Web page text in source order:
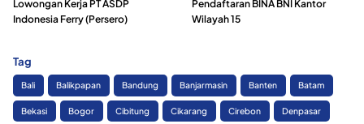
Lowongan Kerja PT ASDP
Indonesia Ferry (Persero)
Pendaftaran BINA BNI Kantor
Wilayah 15
Tag
Bali Balikpapan Bandung Banjarmasin Banten Batam
Bekasi Bogor Cibitung Cikarang Cirebon Denpasar